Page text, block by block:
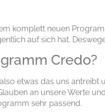
komplett neuen
auf sich hat.
Credo?
etwas das uns antreibt
an unsere Werte
sehr passend.